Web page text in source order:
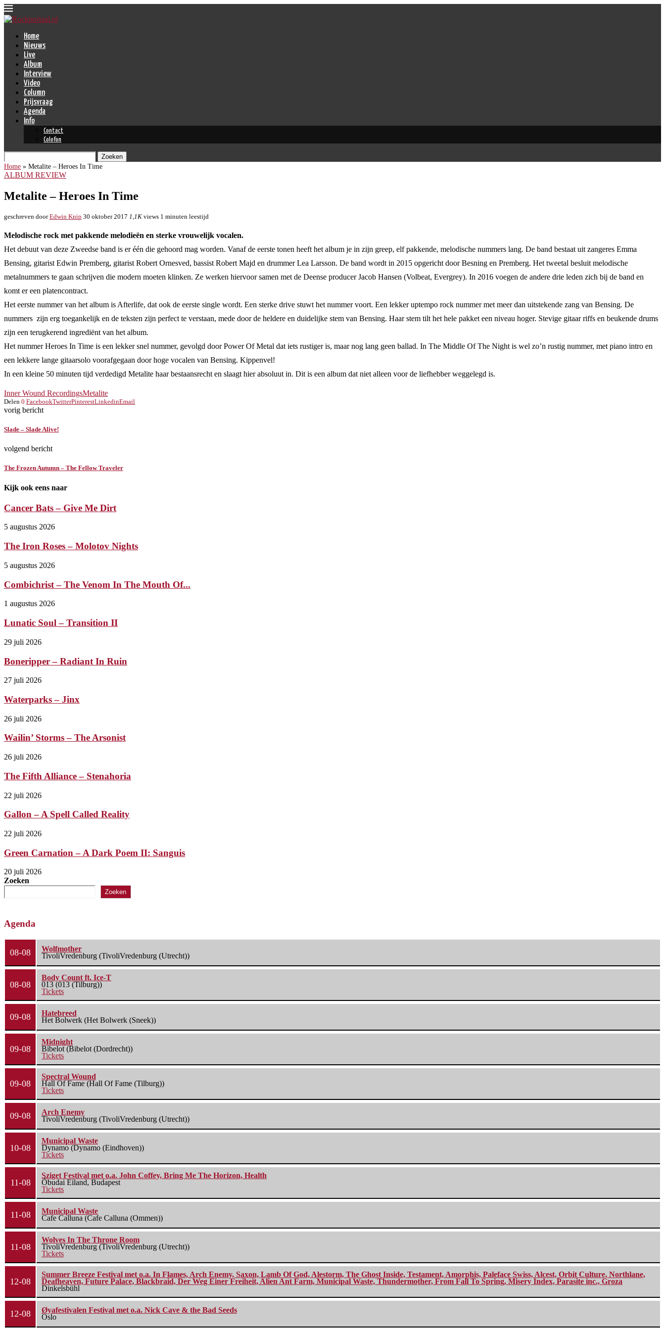
Home
Nieuws
Live
Album
Interview
Video
Column
Prijsvraag
Agenda
Info
Contact
Colofon
Zoeken
Home » Metalite – Heroes In Time
ALBUM REVIEW
Metalite – Heroes In Time
geschreven doorEdwin Knip 30 oktober 2017 1,1K views 1 minuten leestijd
Melodische rock met pakkende melodieën en sterke vrouwelijk vocalen.
Het debuut van deze Zweedse band is er één die gehoord mag worden. Vanaf de eerste tonen heeft het album je in zijn greep, elf pakkende, melodische nummers lang. De band bestaat uit zangeres Emma
Bensing, gitarist Edwin Premberg, gitarist Robert Ornesved, bassist Robert Majd en drummer Lea Larsson. De band wordt in 2015 opgericht door Besning en Premberg. Het tweetal besluit melodische
metalnummers te gaan schrijven die modern moeten klinken. Ze werken hiervoor samen met de Deense producer Jacob Hansen (Volbeat, Evergrey). In 2016 voegen de andere drie leden zich bij de band en
komt er een platencontract.
Het eerste nummer van het album is Afterlife, dat ook de eerste single wordt. Een sterke drive stuwt het nummer voort. Een lekker uptempo rock nummer met meer dan uitstekende zang van Bensing. De
nummers zijn erg toegankelijk en de teksten zijn perfect te verstaan, mede door de heldere en duidelijke stem van Bensing. Haar stem tilt het hele pakket een niveau hoger. Stevige gitaar riffs en beukende drums
zijn een terugkerend ingrediënt van het album.
Het nummer Heroes In Time is een lekker snel nummer, gevolgd door Power Of Metal dat iets rustiger is, maar nog lang geen ballad. In The Middle Of The Night is wel zo’n rustig nummer, met piano intro en
een lekkere lange gitaarsolo voorafgegaan door hoge vocalen van Bensing. Kippenvel!
In een kleine 50 minuten tijd verdedigd Metalite haar bestaansrecht en slaagt hier absoluut in. Dit is een album dat niet alleen voor de liefhebber weggelegd is.
Inner Wound RecordingsMetalite
Delen 0 FacebookTwitterPinterestLinkedinEmail
vorig bericht
Slade – Slade Alive!
volgend bericht
The Frozen Autumn – The Fellow Traveler
Kijk ook eens naar
Cancer Bats – Give Me Dirt
5 augustus 2026
The Iron Roses – Molotov Nights
5 augustus 2026
Combichrist – The Venom In The Mouth Of...
1 augustus 2026
Lunatic Soul – Transition II
29 juli 2026
Boneripper – Radiant In Ruin
27 juli 2026
Waterparks – Jinx
26 juli 2026
Wailin’ Storms – The Arsonist
26 juli 2026
The Fifth Alliance – Stenahoria
22 juli 2026
Gallon – A Spell Called Reality
22 juli 2026
Green Carnation – A Dark Poem II: Sanguis
20 juli 2026
Zoeken
Zoeken
Agenda
08-08
Wolfmother
TivoliVredenburg (TivoliVredenburg (Utrecht))
08-08
Body Count ft. Ice-T
013 (013 (Tilburg))
Tickets
09-08
Hatebreed
Het Bolwerk (Het Bolwerk (Sneek))
09-08
Midnight
Bibelot (Bibelot (Dordrecht))
Tickets
09-08
Spectral Wound
Hall Of Fame (Hall Of Fame (Tilburg))
Tickets
09-08
Arch Enemy
TivoliVredenburg (TivoliVredenburg (Utrecht))
10-08
Municipal Waste
Dynamo (Dynamo (Eindhoven))
Tickets
11-08
Sziget Festival met o.a. John Coffey, Bring Me The Horizon, Health
Óbudai Eiland, Budapest
Tickets
11-08
Municipal Waste
Cafe Calluna (Cafe Calluna (Ommen))
11-08
Wolves In The Throne Room
TivoliVredenburg (TivoliVredenburg (Utrecht))
Tickets
12-08
Summer Breeze Festival met o.a. In Flames, Arch Enemy, Saxon, Lamb Of God, Alestorm, The Ghost Inside, Testament, Amorphis, Paleface Swiss, Alcest, Orbit Culture, Northlane,
Deafheaven, Future Palace, Blackbraid, Der Weg Einer Freiheit, Alien Ant Farm, Municipal Waste, Thundermother, From Fall To Spring, Misery Index, Parasite inc., Groza
Dinkelsbühl
12-08
Øyafestivalen Festival met o.a. Nick Cave & the Bad Seeds
Oslo